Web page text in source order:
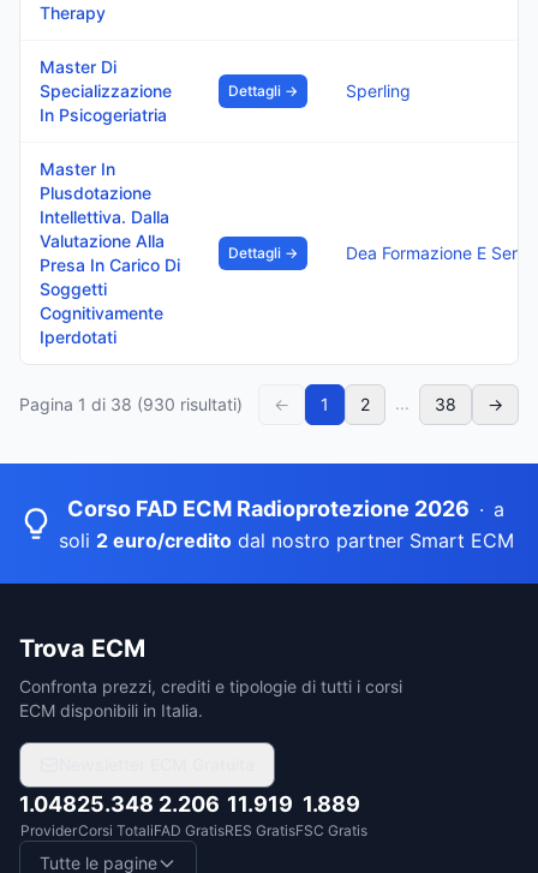
Therapy
Master Di
Specializzazione
In Psicogeriatria
Dettagli → Sperling
Master In
Plusdotazione
Intellettiva. Dalla
Valutazione Alla
Presa In Carico Di
Soggetti
Cognitivamente
Iperdotati
Dettagli → Dea Formazione E
Pagina 1 di 38 (930 risultati) ← 1 2 ... 38 →
Corso FAD ECM Radioprotezione 2026 · a
soli 2 euro/creditodal nostro partner Smart ECM
Trova ECM
Confronta prezzi, crediti e tipologie di tutti i corsi
ECM disponibili in Italia.
1.048
Provider
25.348
Corsi Totali
2.206
FAD Gratis
11.919
RES Gratis
1.889
FSC Gratis
Tutte le pagine